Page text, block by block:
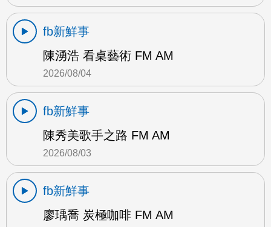
fb新鮮事
陳湧浩 看桌藝術 FM AM
2026/08/04
fb新鮮事
陳秀美歌手之路 FM AM
2026/08/03
fb新鮮事
廖瑀喬 炭極咖啡 FM AM